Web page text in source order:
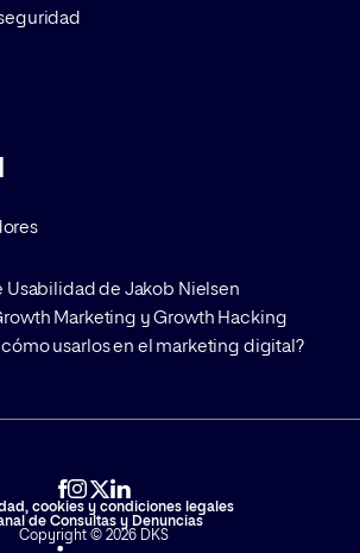
Usabilidad de Jakob Nielsen
Marketing y Growth Hacking
cómo usarlos en el marketing digital?
cookies y condiciones legales
de Consultas y Denuncias
Copyright © 2026 DKS